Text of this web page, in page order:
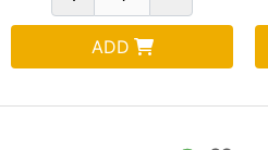
ADD